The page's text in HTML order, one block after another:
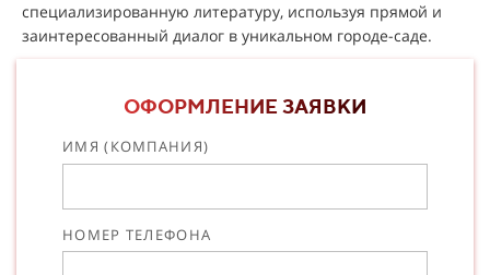
специализированную литературу, используя прямой и
заинтересованный диалог в уникальном городе-саде.
ОФОРМЛЕНИЕ ЗАЯВКИ
ИМЯ (КОМПАНИЯ)
НОМЕР ТЕЛЕФОНА